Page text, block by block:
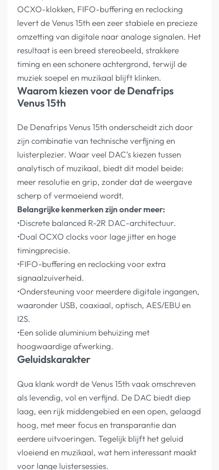
OCXO-klokken, FIFO-buffering en reclocking
levert de Venus 15th een zeer stabiele en precieze
omzetting van digitale naar analoge signalen. Het
resultaat is een breed stereobeeld, strakkere
timing en een schonere achtergrond, terwijl de
muziek soepel en muzikaal blijft klinken.
Waarom kiezen voor de Denafrips
Venus 15th
De Denafrips Venus 15th onderscheidt zich door
zijn combinatie van technische verfijning en
luisterplezier. Waar veel DAC’s kiezen tussen
analytisch of muzikaal, biedt dit model beide:
meer resolutie en grip, zonder dat de weergave
scherp of vermoeiend wordt.
Belangrijke kenmerken zijn onder meer:
•Discrete balanced R-2R DAC-architectuur.
•Dual OCXO clocks voor lage jitter en hoge
timingprecisie.
•FIFO-buffering en reclocking voor extra
signaalzuiverheid.
•Ondersteuning voor meerdere digitale ingangen,
waaronder USB, coaxiaal, optisch, AES/EBU en
I2S.
•Een solide aluminium behuizing met
hoogwaardige afwerking.
Geluidskarakter
Qua klank wordt de Venus 15th vaak omschreven
als levendig, vol en verfijnd. De DAC biedt diep
laag, een rijk middengebied en een open, gelaagd
hoog, met meer focus en transparantie dan
eerdere uitvoeringen. Tegelijk blijft het geluid
vloeiend en muzikaal, wat hem interessant maakt
voor lange luistersessies.